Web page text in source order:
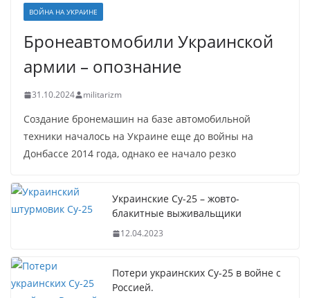
ВОЙНА НА УКРАИНЕ
Бронеавтомобили Украинской
армии – опознание
31.10.2024 militarizm
Создание бронемашин на базе автомобильной
техники началось на Украине еще до войны на
Донбассе 2014 года, однако ее начало резко
Украинские Су-25 – жовто-
блакитные выживальщики
12.04.2023
Потери украинских Су-25 в войне с
Россией.